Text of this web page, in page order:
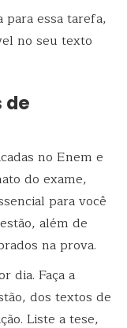
essa tarefa,
no seu texto
de
no Enem e
do exame,
para você
além de
na prova.
dia. Faça a
dos textos de
Liste a tese,